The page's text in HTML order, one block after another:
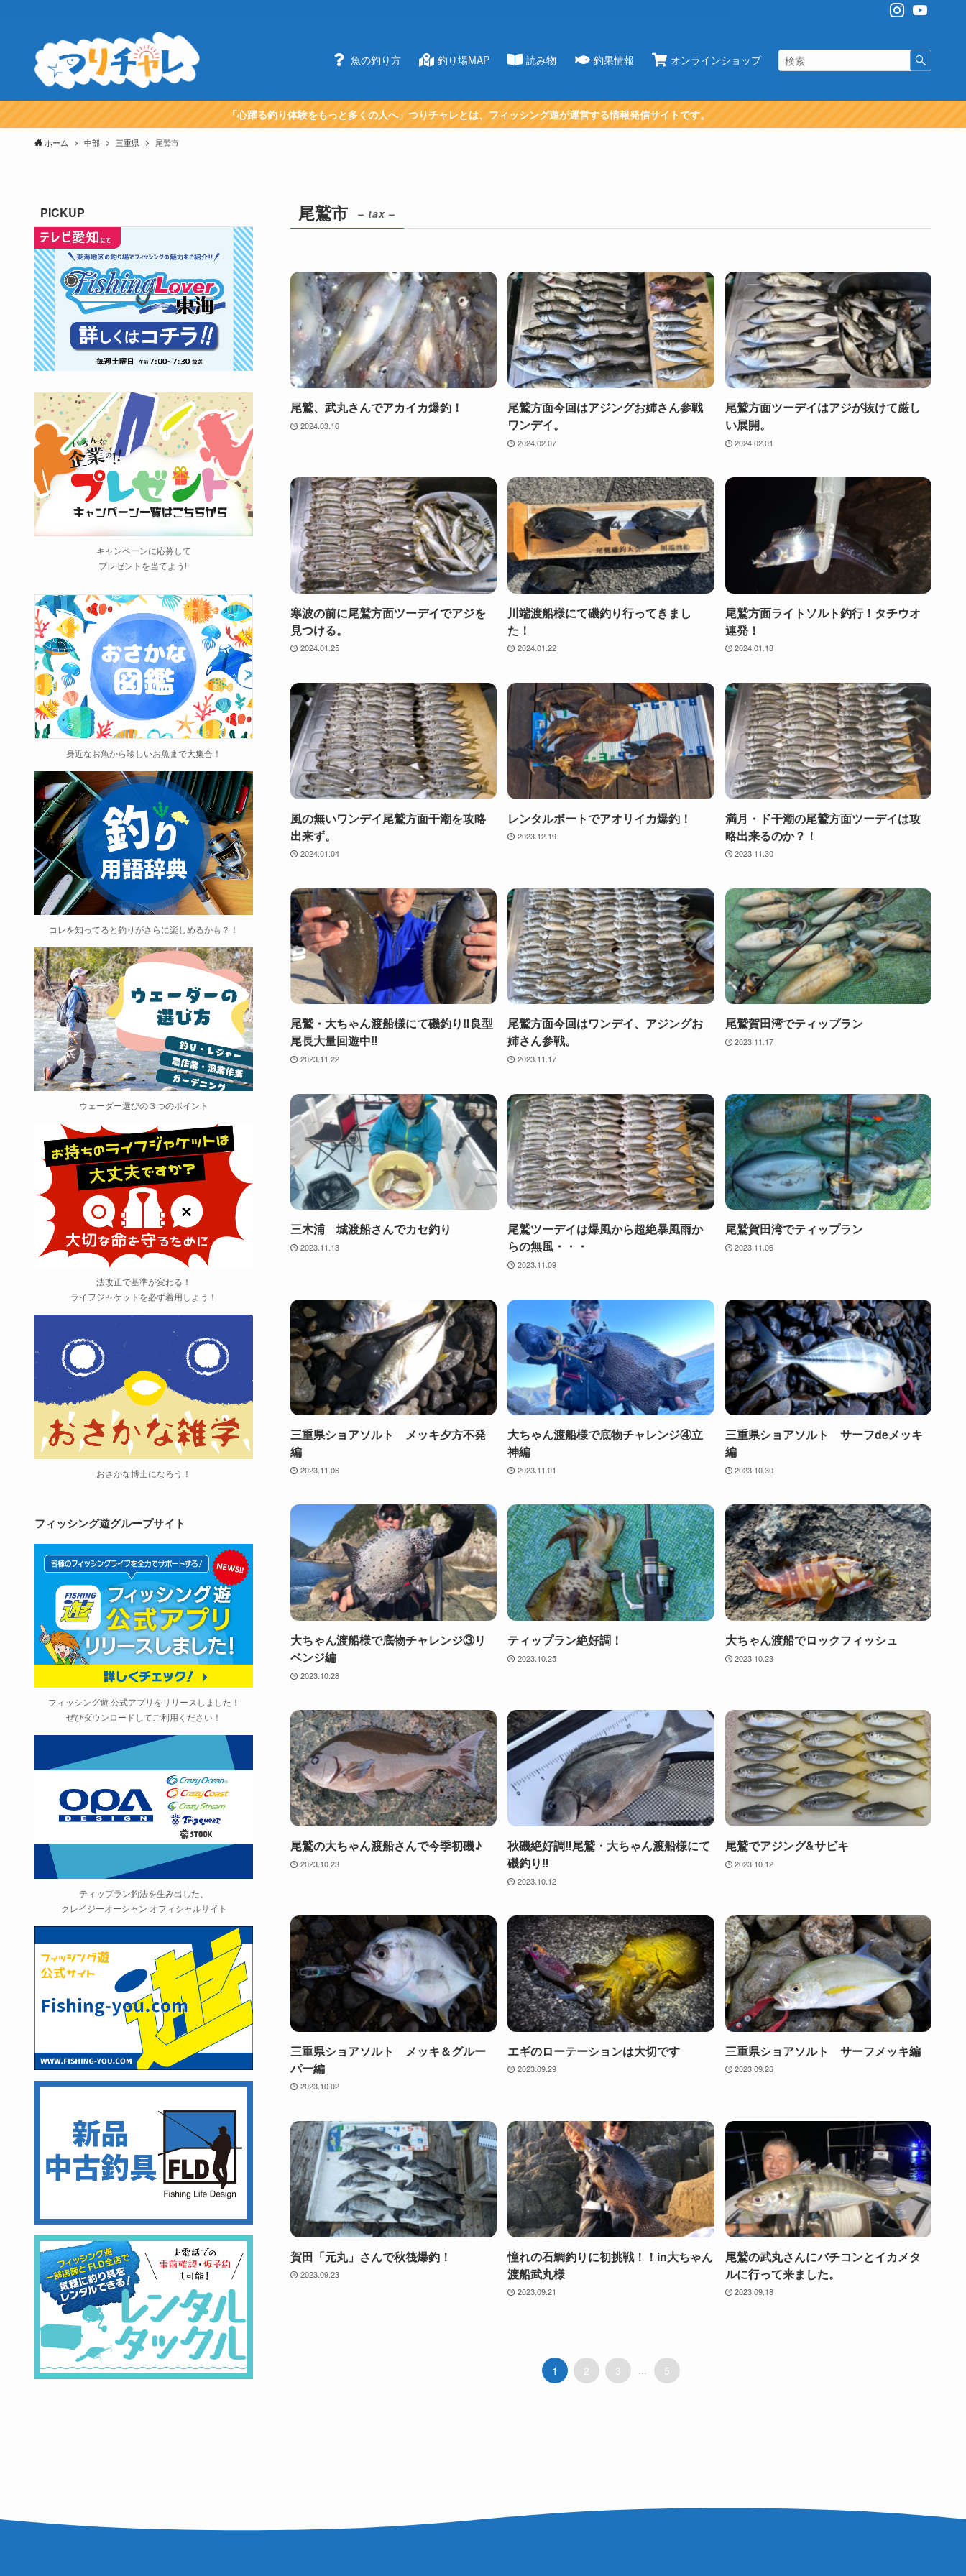
魚の釣り方 釣り場MAP 読み物 釣果情報 オンラインショップ
「心躍る釣り体験をもっと多くの人へ」つりチャレとは、フィッシング遊が運営する情報発信サイトです。
ホーム 中部 三重県 尾鷲市
尾鷲市 – tax –
尾鷲、武丸さんでアカイカ爆釣！
2024.03.16
尾鷲方面今回はアジングお姉さん参戦
ワンデイ。
2024.02.07
尾鷲方面ツーデイはアジが抜けて厳し
い展開。
2024.02.01
寒波の前に尾鷲方面ツーデイでアジを
見つける。
2024.01.25
川端渡船様にて磯釣り行ってきまし
た！
2024.01.22
尾鷲方面ライトソルト釣行！タチウオ
連発！
2024.01.18
風の無いワンデイ尾鷲方面干潮を攻略
出来ず。
2024.01.04
レンタルボートでアオリイカ爆釣！
2023.12.19
満月・ド干潮の尾鷲方面ツーデイは攻
略出来るのか？！
2023.11.30
尾鷲・大ちゃん渡船様にて磯釣り‼️良型
尾長大量回遊中‼️
2023.11.22
尾鷲方面今回はワンデイ、アジングお
姉さん参戦。
2023.11.17
尾鷲賀田湾でティップラン
2023.11.17
三木浦 城渡船さんでカセ釣り
2023.11.13
尾鷲ツーデイは爆風から超絶暴風雨か
らの無風・・・
2023.11.09
尾鷲賀田湾でティップラン
2023.11.06
三重県ショアソルト メッキ夕方不発
編
2023.11.06
大ちゃん渡船様で底物チャレンジ④立
神編
2023.11.01
三重県ショアソルト サーフdeメッキ
編
2023.10.30
大ちゃん渡船様で底物チャレンジ③リ
ベンジ編
2023.10.28
ティップラン絶好調！
2023.10.25
大ちゃん渡船でロックフィッシュ
2023.10.23
尾鷲の大ちゃん渡船さんで今季初磯♪
2023.10.23
秋磯絶好調‼️尾鷲・大ちゃん渡船様にて
磯釣り‼️
2023.10.12
尾鷲でアジング&サビキ
2023.10.12
三重県ショアソルト メッキ＆グルー
パー編
2023.10.02
エギのローテーションは大切です
2023.09.29
三重県ショアソルト サーフメッキ編
2023.09.26
賀田「元丸」さんで秋筏爆釣！
2023.09.23
憧れの石鯛釣りに初挑戦！！in大ちゃん
渡船武丸様
2023.09.21
尾鷲の武丸さんにバチコンとイカメタ
ルに行って来ました。
2023.09.18
1 2 3 ... 5
PICKUP
キャンペーンに応募して
プレゼントを当てよう!!
身近なお魚から珍しいお魚まで大集合！
コレを知ってると釣りがさらに楽しめるかも？！
ウェーダー選びの３つのポイント
法改正で基準が変わる！
ライフジャケットを必ず着用しよう！
おさかな博士になろう！
フィッシング遊グループサイト
フィッシング遊 公式アプリをリリースしました！
ぜひダウンロードしてご利用ください！
ティップラン釣法を生み出した、
クレイジーオーシャン オフィシャルサイト